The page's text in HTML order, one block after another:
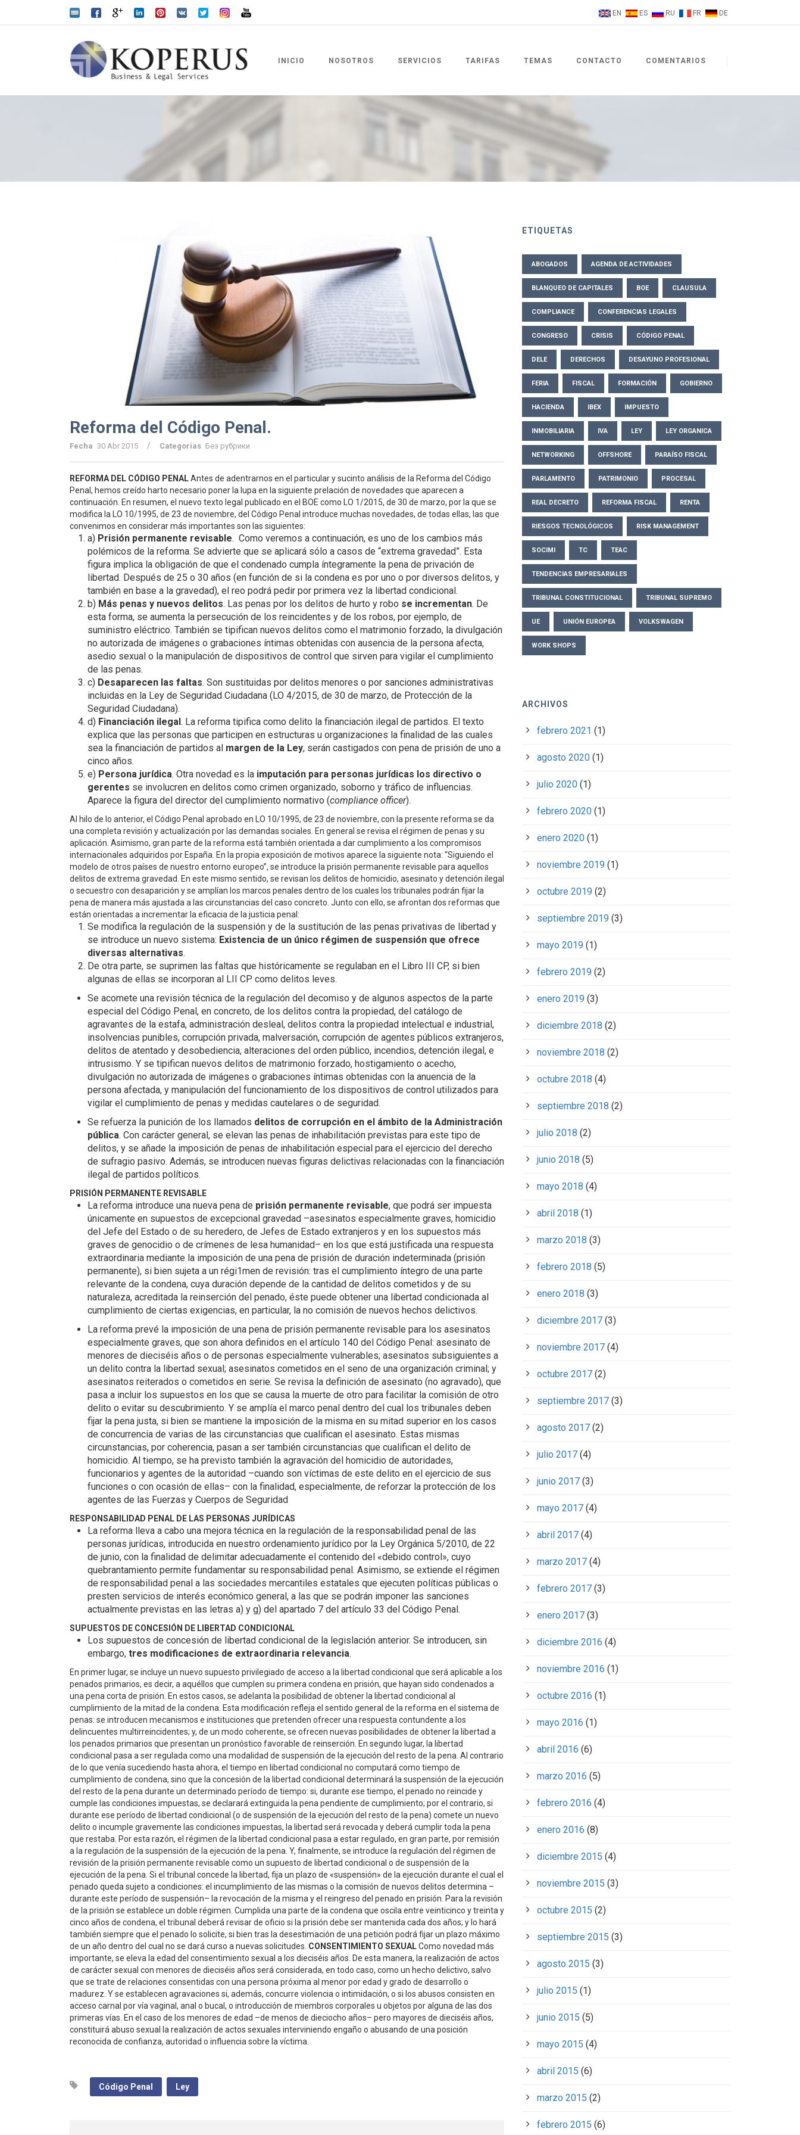
EN ES RU FR DE
INICIO NOSOTROS SERVICIOS TARIFAS TEMAS CONTACTO COMENTARIOS
Reforma del Código Penal.
Fecha 30 Abr 2015 / Categorias Без рубрики
REFORMA DEL CÓDIGO PENALAntes de adentrarnos en el particular y sucinto análisis de la Reforma del Código
Penal, hemos creído harto necesario poner la lupa en la siguiente prelación de novedades que aparecen a
continuación. En resumen, el nuevo texto legal publicado en el BOE como LO 1/2015, de 30 de marzo, por la que se
modifica la LO 10/1995, de 23 de noviembre, del Código Penal introduce muchas novedades, de todas ellas, las que
convenimos en considerar más importantes son las siguientes:
a) Prisión permanente revisable. Como veremos a continuación, es uno de los cambios más
polémicos de la reforma. Se advierte que se aplicará sólo a casos de “extrema gravedad”. Esta
figura implica la obligación de que el condenado cumpla íntegramente la pena de privación de
libertad. Después de 25 o 30 años (en función de si la condena es por uno o por diversos delitos, y
también en base a la gravedad), el reo podrá pedir por primera vez la libertad condicional.
b) Más penas y nuevos delitos. Las penas por los delitos de hurto y robo se incrementan. De
esta forma, se aumenta la persecución de los reincidentes y de los robos, por ejemplo, de
suministro eléctrico. También se tipifican nuevos delitos como el matrimonio forzado, la divulgación
no autorizada de imágenes o grabaciones íntimas obtenidas con ausencia de la persona afecta,
asedio sexual o la manipulación de dispositivos de control que sirven para vigilar el cumplimiento
de las penas.
c) Desaparecen las faltas. Son sustituidas por delitos menores o por sanciones administrativas
incluidas en la Ley de Seguridad Ciudadana (LO 4/2015, de 30 de marzo, de Protección de la
Seguridad Ciudadana).
d) Financiación ilegal. La reforma tipifica como delito la financiación ilegal de partidos. El texto
explica que las personas que participen en estructuras u organizaciones la finalidad de las cuales
sea la financiación de partidos al margen de la Ley, serán castigados con pena de prisión de uno a
cinco años.
e) Persona jurídica. Otra novedad es la imputación para personas jurídicas los directivo o
gerentes se involucren en delitos como crimen organizado, soborno y tráfico de influencias.
Aparece la figura del director del cumplimiento normativo (compliance officer).
Al hilo de lo anterior, el Código Penal aprobado en LO 10/1995, de 23 de noviembre, con la presente reforma se da
una completa revisión y actualización por las demandas sociales. En general se revisa el régimen de penas y su
aplicación. Asimismo, gran parte de la reforma está también orientada a dar cumplimiento a los compromisos
internacionales adquiridos por España. En la propia exposición de motivos aparece la siguiente nota: “Siguiendo el
modelo de otros países de nuestro entorno europeo”, se introduce la prisión permanente revisable para aquellos
delitos de extrema gravedad. En este mismo sentido, se revisan los delitos de homicidio, asesinato y detención ilegal
o secuestro con desaparición y se amplían los marcos penales dentro de los cuales los tribunales podrán fijar la
pena de manera más ajustada a las circunstancias del caso concreto. Junto con ello, se afrontan dos reformas que
están orientadas a incrementar la eficacia de la justicia penal:
Se modifica la regulación de la suspensión y de la sustitución de las penas privativas de libertad y
se introduce un nuevo sistema: Existencia de un único régimen de suspensión que ofrece
diversas alternativas.
De otra parte, se suprimen las faltas que históricamente se regulaban en el Libro III CP, si bien
algunas de ellas se incorporan al LII CP como delitos leves.
Se acomete una revisión técnica de la regulación del decomiso y de algunos aspectos de la parte
especial del Código Penal, en concreto, de los delitos contra la propiedad, del catálogo de
agravantes de la estafa, administración desleal, delitos contra la propiedad intelectual e industrial,
insolvencias punibles, corrupción privada, malversación, corrupción de agentes públicos extranjeros,
delitos de atentado y desobediencia, alteraciones del orden público, incendios, detención ilegal, e
intrusismo. Y se tipifican nuevos delitos de matrimonio forzado, hostigamiento o acecho,
divulgación no autorizada de imágenes o grabaciones íntimas obtenidas con la anuencia de la
persona afectada, y manipulación del funcionamiento de los dispositivos de control utilizados para
vigilar el cumplimiento de penas y medidas cautelares o de seguridad.
Se refuerza la punición de los llamados delitos de corrupción en el ámbito de la Administración
pública. Con carácter general, se elevan las penas de inhabilitación previstas para este tipo de
delitos, y se añade la imposición de penas de inhabilitación especial para el ejercicio del derecho
de sufragio pasivo. Además, se introducen nuevas figuras delictivas relacionadas con la financiación
ilegal de partidos políticos.
PRISIÓN PERMANENTE REVISABLE
La reforma introduce una nueva pena de prisión permanente revisable, que podrá ser impuesta
únicamente en supuestos de excepcional gravedad –asesinatos especialmente graves, homicidio
del Jefe del Estado o de su heredero, de Jefes de Estado extranjeros y en los supuestos más
graves de genocidio o de crímenes de lesa humanidad– en los que está justificada una respuesta
extraordinaria mediante la imposición de una pena de prisión de duración indeterminada (prisión
permanente), si bien sujeta a un régi1men de revisión: tras el cumplimiento íntegro de una parte
relevante de la condena, cuya duración depende de la cantidad de delitos cometidos y de su
naturaleza, acreditada la reinserción del penado, éste puede obtener una libertad condicionada al
cumplimiento de ciertas exigencias, en particular, la no comisión de nuevos hechos delictivos.
La reforma prevé la imposición de una pena de prisión permanente revisable para los asesinatos
especialmente graves, que son ahora definidos en el artículo 140 del Código Penal: asesinato de
menores de dieciséis años o de personas especialmente vulnerables; asesinatos subsiguientes a
un delito contra la libertad sexual; asesinatos cometidos en el seno de una organización criminal; y
asesinatos reiterados o cometidos en serie. Se revisa la definición de asesinato (no agravado), que
pasa a incluir los supuestos en los que se causa la muerte de otro para facilitar la comisión de otro
delito o evitar su descubrimiento. Y se amplía el marco penal dentro del cual los tribunales deben
fijar la pena justa, si bien se mantiene la imposición de la misma en su mitad superior en los casos
de concurrencia de varias de las circunstancias que cualifican el asesinato. Estas mismas
circunstancias, por coherencia, pasan a ser también circunstancias que cualifican el delito de
homicidio. Al tiempo, se ha previsto también la agravación del homicidio de autoridades,
funcionarios y agentes de la autoridad –cuando son víctimas de este delito en el ejercicio de sus
funciones o con ocasión de ellas– con la finalidad, especialmente, de reforzar la protección de los
agentes de las Fuerzas y Cuerpos de Seguridad
RESPONSABILIDAD PENAL DE LAS PERSONAS JURÍDICAS
La reforma lleva a cabo una mejora técnica en la regulación de la responsabilidad penal de las
personas jurídicas, introducida en nuestro ordenamiento jurídico por la Ley Orgánica 5/2010, de 22
de junio, con la finalidad de delimitar adecuadamente el contenido del «debido control», cuyo
quebrantamiento permite fundamentar su responsabilidad penal. Asimismo, se extiende el régimen
de responsabilidad penal a las sociedades mercantiles estatales que ejecuten políticas públicas o
presten servicios de interés económico general, a las que se podrán imponer las sanciones
actualmente previstas en las letras a) y g) del apartado 7 del artículo 33 del Código Penal.
SUPUESTOS DE CONCESIÓN DE LIBERTAD CONDICIONAL
Los supuestos de concesión de libertad condicional de la legislación anterior. Se introducen, sin
embargo, tres modificaciones de extraordinaria relevancia.
En primer lugar, se incluye un nuevo supuesto privilegiado de acceso a la libertad condicional que será aplicable a los
penados primarios, es decir, a aquéllos que cumplen su primera condena en prisión, que hayan sido condenados a
una pena corta de prisión. En estos casos, se adelanta la posibilidad de obtener la libertad condicional al
cumplimiento de la mitad de la condena. Esta modificación refleja el sentido general de la reforma en el sistema de
penas: se introducen mecanismos e instituciones que pretenden ofrecer una respuesta contundente a los
delincuentes multirreincidentes; y, de un modo coherente, se ofrecen nuevas posibilidades de obtener la libertad a
los penados primarios que presentan un pronóstico favorable de reinserción. En segundo lugar, la libertad
condicional pasa a ser regulada como una modalidad de suspensión de la ejecución del resto de la pena. Al contrario
de lo que venía sucediendo hasta ahora, el tiempo en libertad condicional no computará como tiempo de
cumplimiento de condena, sino que la concesión de la libertad condicional determinará la suspensión de la ejecución
del resto de la pena durante un determinado período de tiempo: si, durante ese tiempo, el penado no reincide y
cumple las condiciones impuestas, se declarará extinguida la pena pendiente de cumplimiento; por el contrario, si
durante ese período de libertad condicional (o de suspensión de la ejecución del resto de la pena) comete un nuevo
delito o incumple gravemente las condiciones impuestas, la libertad será revocada y deberá cumplir toda la pena
que restaba. Por esta razón, el régimen de la libertad condicional pasa a estar regulado, en gran parte, por remisión
a la regulación de la suspensión de la ejecución de la pena. Y, finalmente, se introduce la regulación del régimen de
revisión de la prisión permanente revisable como un supuesto de libertad condicional o de suspensión de la
ejecución de la pena. Si el tribunal concede la libertad, fija un plazo de «suspensión» de la ejecución durante el cual el
penado queda sujeto a condiciones: el incumplimiento de las mismas o la comisión de nuevos delitos determina –
durante este período de suspensión– la revocación de la misma y el reingreso del penado en prisión. Para la revisión
de la prisión se establece un doble régimen. Cumplida una parte de la condena que oscila entre veinticinco y treinta y
cinco años de condena, el tribunal deberá revisar de oficio si la prisión debe ser mantenida cada dos años; y lo hará
también siempre que el penado lo solicite, si bien tras la desestimación de una petición podrá fijar un plazo máximo
de un año dentro del cual no se dará curso a nuevas solicitudes. CONSENTIMIENTO SEXUALComo novedad más
importante, se eleva la edad del consentimiento sexual a los dieciséis años. De esta manera, la realización de actos
de carácter sexual con menores de dieciséis años será considerada, en todo caso, como un hecho delictivo, salvo
que se trate de relaciones consentidas con una persona próxima al menor por edad y grado de desarrollo o
madurez. Y se establecen agravaciones si, además, concurre violencia o intimidación, o si los abusos consisten en
acceso carnal por vía vaginal, anal o bucal, o introducción de miembros corporales u objetos por alguna de las dos
primeras vías. En el caso de los menores de edad –de menos de dieciocho años– pero mayores de dieciséis años,
constituirá abuso sexual la realización de actos sexuales interviniendo engaño o abusando de una posición
reconocida de confianza, autoridad o influencia sobre la víctima.
Código Penal Ley
ETIQUETAS
ABOGADOS AGENDA DE ACTIVIDADES
BLANQUEO DE CAPITALES BOE CLAUSULA
COMPLIANCE CONFERENCIAS LEGALES
CONGRESO CRISIS CÓDIGO PENAL
DELE DERECHOS DESAYUNO PROFESIONAL
FERIA FISCAL FORMACIÓN GOBIERNO
HACIENDA IBEX IMPUESTO
INMOBILIARIA IVA LEY LEY ORGANICA
NETWORKING OFFSHORE PARAÍSO FISCAL
PARLAMENTO PATRIMONIO PROCESAL
REAL DECRETO REFORMA FISCAL RENTA
RIESGOS TECNOLÓGICOS RISK MANAGEMENT
SOCIMI TC TEAC
TENDENCIAS EMPRESARIALES
TRIBUNAL CONSTITUCIONAL TRIBUNAL SUPREMO
UE UNIÓN EUROPEA VOLKSWAGEN
WORK SHOPS
ARCHIVOS
febrero 2021 (1)
agosto 2020 (1)
julio 2020 (1)
febrero 2020 (1)
enero 2020 (1)
noviembre 2019 (1)
octubre 2019 (2)
septiembre 2019 (3)
mayo 2019 (1)
febrero 2019 (2)
enero 2019 (3)
diciembre 2018 (2)
noviembre 2018 (2)
octubre 2018 (4)
septiembre 2018 (2)
julio 2018 (2)
junio 2018 (5)
mayo 2018 (4)
abril 2018 (1)
marzo 2018 (3)
febrero 2018 (5)
enero 2018 (3)
diciembre 2017 (3)
noviembre 2017 (4)
octubre 2017 (2)
septiembre 2017 (3)
agosto 2017 (2)
julio 2017 (4)
junio 2017 (3)
mayo 2017 (4)
abril 2017 (4)
marzo 2017 (4)
febrero 2017 (3)
enero 2017 (3)
diciembre 2016 (4)
noviembre 2016 (1)
octubre 2016 (1)
mayo 2016 (1)
abril 2016 (6)
marzo 2016 (5)
febrero 2016 (4)
enero 2016 (8)
diciembre 2015 (4)
noviembre 2015 (3)
octubre 2015 (2)
septiembre 2015 (3)
agosto 2015 (3)
julio 2015 (1)
junio 2015 (5)
mayo 2015 (4)
abril 2015 (6)
marzo 2015 (2)
febrero 2015 (6)